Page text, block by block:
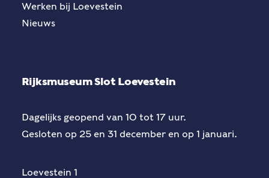
Werken bij Loevestein
Nieuws
Rijksmuseum Slot Loevestein
Dagelijks geopend van 10 tot 17 uur.
Gesloten op 25 en 31 december en op 1 januari.
Loevestein 1